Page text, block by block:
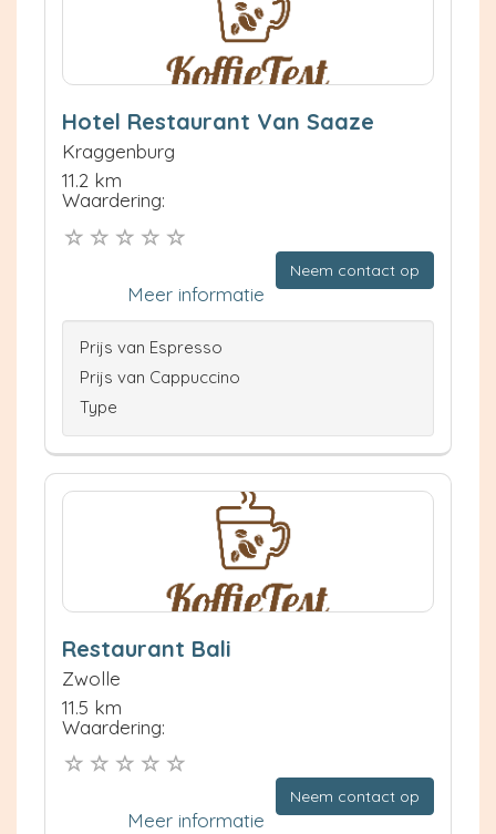
Hotel Restaurant Van Saaze
Kraggenburg
11.2 km
Waardering:
Neem contact op
Meer informatie
Prijs van Espresso
Prijs van Cappuccino
Type
Restaurant Bali
Zwolle
11.5 km
Waardering:
Neem contact op
Meer informatie